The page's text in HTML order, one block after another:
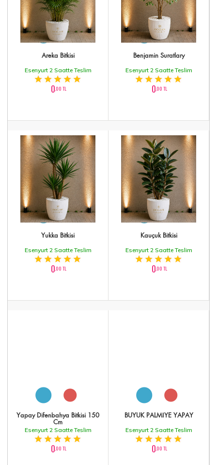
Areka Bitkisi
Esenyurt 2 Saatte Teslim
0,00 TL
Benjamin Suratlary
Esenyurt 2 Saatte Teslim
0,00 TL
Yukka Bitkisi
Esenyurt 2 Saatte Teslim
0,00 TL
Kauçuk Bitkisi
Esenyurt 2 Saatte Teslim
0,00 TL
Yapay Difenbahya Bitkisi 150
Cm
Esenyurt 2 Saatte Teslim
0,00 TL
BÜYÜK PALMİYE YAPAY
Esenyurt 2 Saatte Teslim
0,00 TL